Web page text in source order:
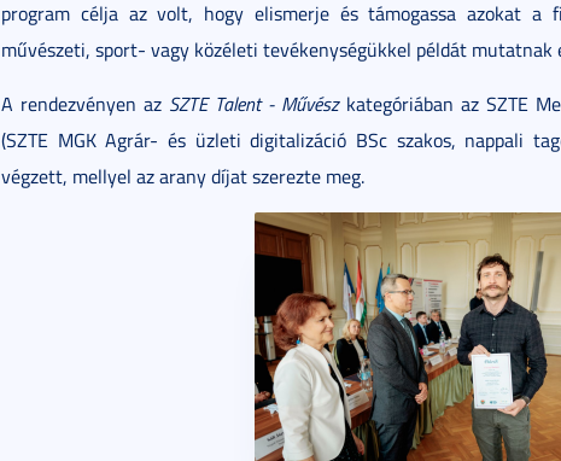
program célja az volt, hogy elismerje és támogassa azokat a
művészeti, sport- vagy közéleti tevékenységükkel példát mutatnak
A rendezvényen az SZTE Talent - Művészkategóriában az SZTE
(SZTE MGK Agrár- és üzleti digitalizáció BSc szakos, nappali
végzett, mellyel az arany díjat szerezte meg.